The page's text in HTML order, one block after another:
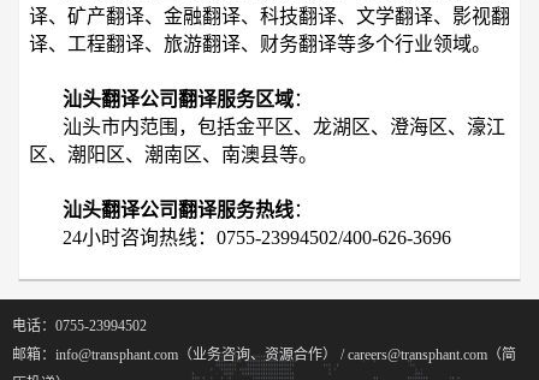
译、矿产翻译、金融翻译、科技翻译、文学翻译、影视翻
译、工程翻译、旅游翻译、财务翻译等多个行业领域。
汕头翻译公司翻译服务区域：
汕头市内范围，包括金平区、龙湖区、澄海区、濠江
区、潮阳区、潮南区、南澳县等。
汕头翻译公司翻译服务热线：
24小时咨询热线：0755-23994502/400-626-3696
电话：0755-23994502
邮箱：info@transphant.com（业务咨询、资源合作） / careers@transphant.com（简